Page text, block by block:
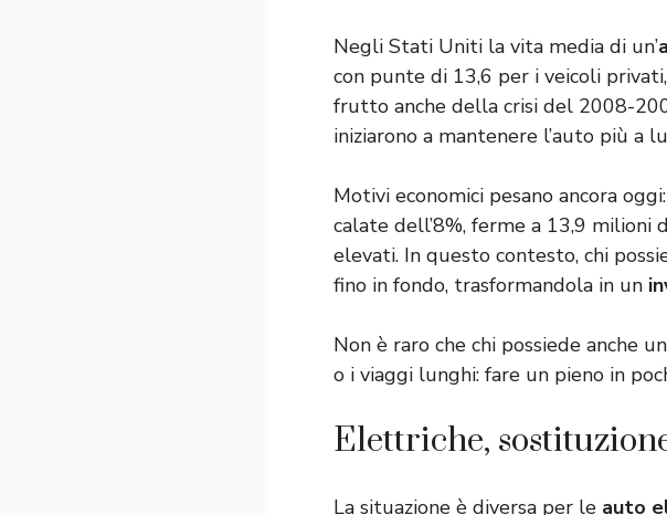
Negli Stati Uniti la vita media di un’
con punte di 13,6 per i veicoli
frutto anche della crisi del 2008-
iniziarono a mantenere l’auto più a
Motivi economici pesano ancora
calate dell’8%, ferme a 13,9 milioni
elevati. In questo contesto, chi
fino in fondo, trasformandola in un
Non è raro che chi possiede anche
o i viaggi lunghi: fare un pieno in
Elettriche,
La situazione è diversa per le auto